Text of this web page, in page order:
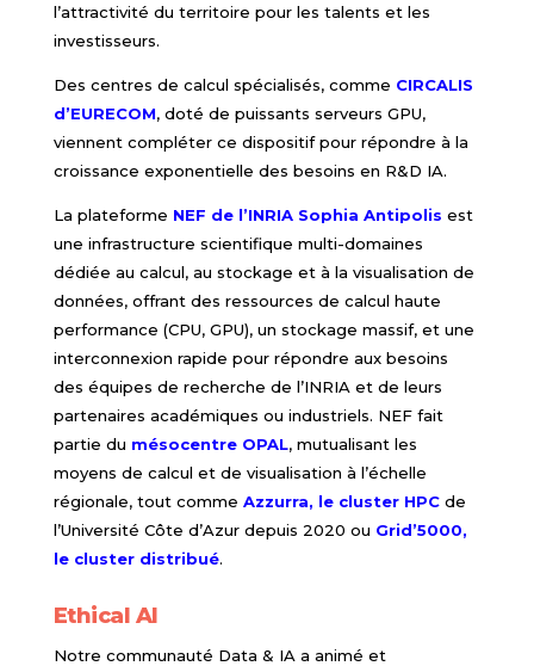
l’attractivité du territoire pour les talents et les
investisseurs.
Des centres de calcul spécialisés, comme CIRCALIS
d’EURECOM, doté de puissants serveurs GPU,
viennent compléter ce dispositif pour répondre à la
croissance exponentielle des besoins en R&D IA.
La plateforme NEF de l’INRIA Sophia Antipolis est
une infrastructure scientifique multi-domaines
dédiée au calcul, au stockage et à la visualisation de
données, offrant des ressources de calcul haute
performance (CPU, GPU), un stockage massif, et une
interconnexion rapide pour répondre aux besoins
des équipes de recherche de l’INRIA et de leurs
partenaires académiques ou industriels. NEF fait
partie du mésocentre OPAL, mutualisant les
moyens de calcul et de visualisation à l’échelle
régionale, tout comme Azzurra, le cluster HPC de
l’Université Côte d’Azur depuis 2020 ou Grid’5000,
le cluster distribué.
Ethical AI
Notre communauté Data & IA a animé et